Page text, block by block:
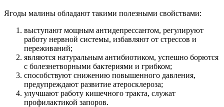
Ягоды малины обладают такими полезными свойствами:
выступают мощным антидепрессантом, регулируют
работу нервной системы, избавляют от стрессов и
переживаний;
являются натуральным антибиотиком, успешно борются
с болезнетворными бактериями и грибком;
способствуют снижению повышенного давления,
предупреждают развитие атеросклероза;
улучшают работу кишечного тракта, служат
профилактикой запоров.